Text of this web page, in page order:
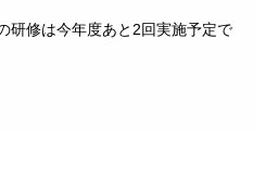
研修は今年度あと2回実施予定で